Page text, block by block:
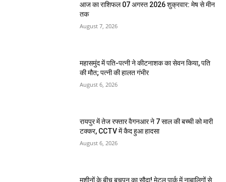
आज का राशिफल 07 अगस्त 2026 शुक्रवार: मेष से मीन
तक
August 7, 2026
महासमुंद में पति-पत्नी ने कीटनाशक का सेवन किया, पति
की मौत; पत्नी की हालत गंभीर
August 6, 2026
रायपुर में तेज रफ्तार वैगनआर ने 7 साल की बच्ची को मारी
टक्कर, CCTV में कैद हुआ हादसा
August 6, 2026
मशीनों के बीच बचपन का सौदा! मेटल पार्क में नाबालिगों से